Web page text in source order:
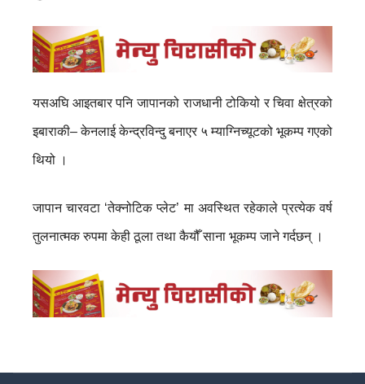
यसअघि आइतबार पनि जापानको राजधानी टोकियो र चिवा क्षेत्रको
इबाराकी– केनलाई केन्द्रविन्दु बनाएर ५ म्याग्निच्यूटको भूकम्प गएको
थियो ।
जापान चारवटा ‘तेक्नोटिक प्लेट’ मा अवस्थित रहेकाले प्रत्येक वर्ष
तुलनात्मक रुपमा केही ठूला तथा कैयौँ साना भूकम्प जाने गर्दछन् ।